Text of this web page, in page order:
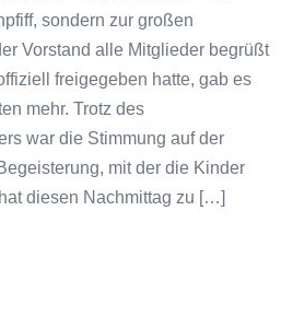
sondern zur großen
Vorstand alle Mitglieder begrüßt
freigegeben hatte, gab es
mehr. Trotz des
war die Stimmung auf der
mit der die Kinder
diesen Nachmittag zu […]